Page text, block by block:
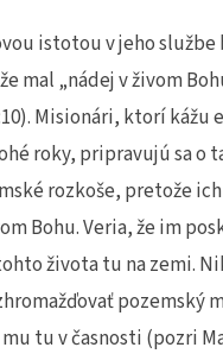
istotou v jeho službe
mal „nádej v živom
Misionári, ktorí kážu
roky, pripravujú sa o
rozkoše, pretože
Bohu. Veria, že im
života tu na zemi.
pozemský
tu v časnosti (pozri